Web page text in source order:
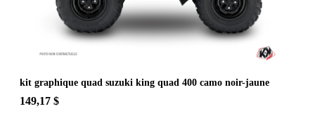
kit graphique quad suzuki king quad 400 camo noir-jaune
149,17 $